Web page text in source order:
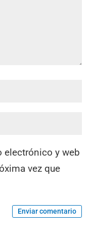
electrónico y web
vez que
Enviar comentario